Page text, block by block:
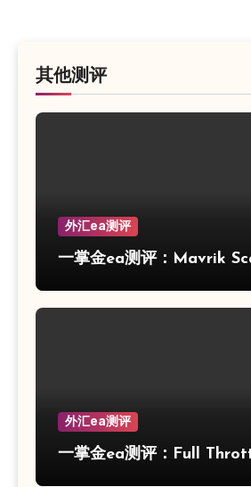
其他测评
外汇ea测评
一掌金ea测评：Mavrik
外汇ea测评
一掌金ea测评：Full